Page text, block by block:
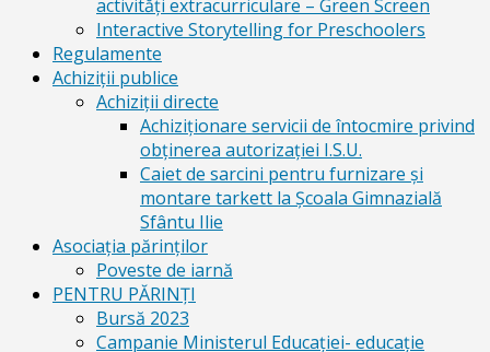
activități extracurriculare – Green Screen
Interactive Storytelling for Preschoolers
Regulamente
Achiziții publice
Achiziții directe
Achiziționare servicii de întocmire privind
obținerea autorizației I.S.U.
Caiet de sarcini pentru furnizare și
montare tarkett la Școala Gimnazială
Sfântu Ilie
Asociația părinților
Poveste de iarnă
PENTRU PĂRINȚI
Bursă 2023
Campanie Ministerul Educației- educație